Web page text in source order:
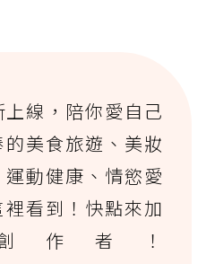
上線，陪你愛自己
美食旅遊、美妝
動健康、情慾愛
看到！快點來加
作者！